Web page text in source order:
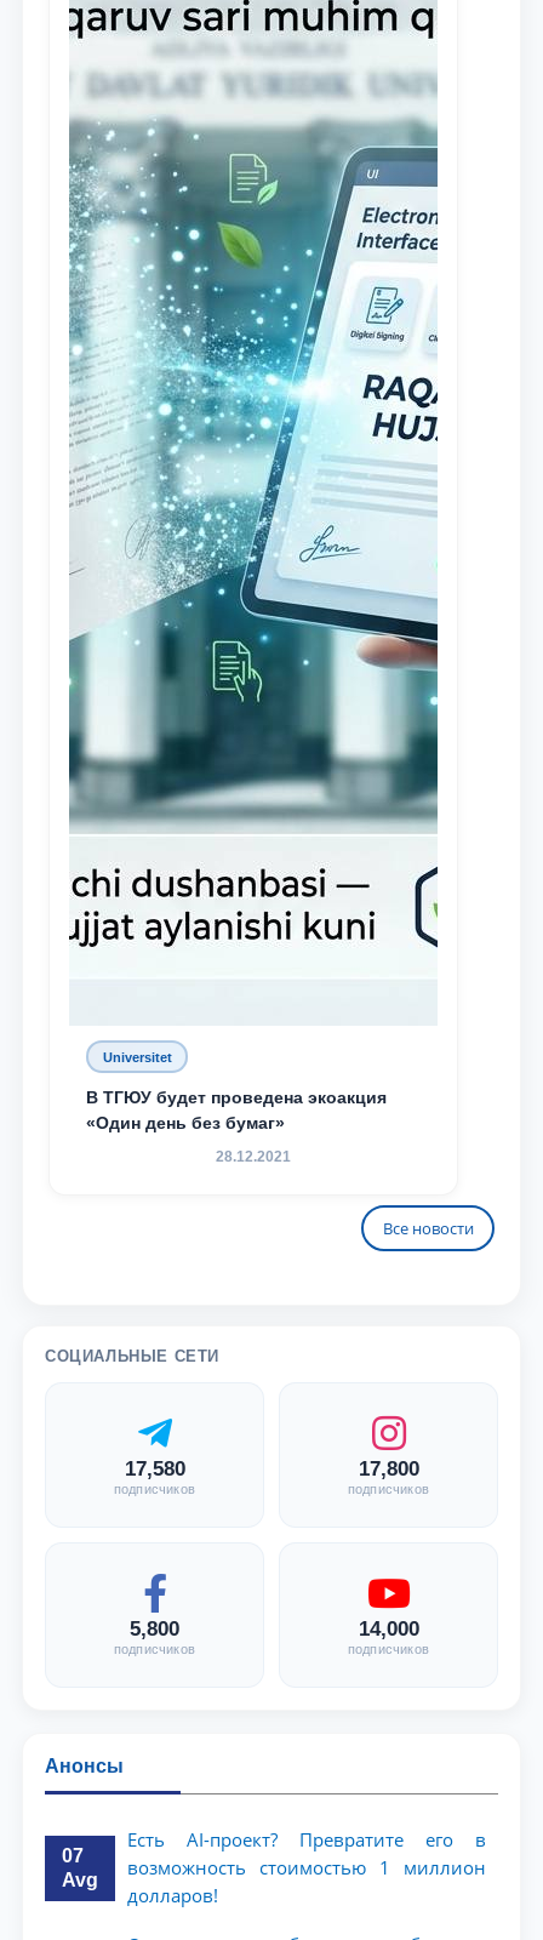
Universitet
В ТГЮУ будет проведена экоакция
«Один день без бумаг»
28.12.2021
Все новости
СОЦИАЛЬНЫЕ СЕТИ
17,580
подписчиков
17,800
подписчиков
5,800
подписчиков
14,000
подписчиков
Анонсы
07
Avg
Есть AI-проект? Превратите его в
возможность стоимостью 1 миллион
долларов!